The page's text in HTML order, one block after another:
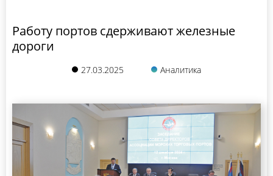
Работу портов сдерживают железные
дороги
27.03.2025 Аналитика